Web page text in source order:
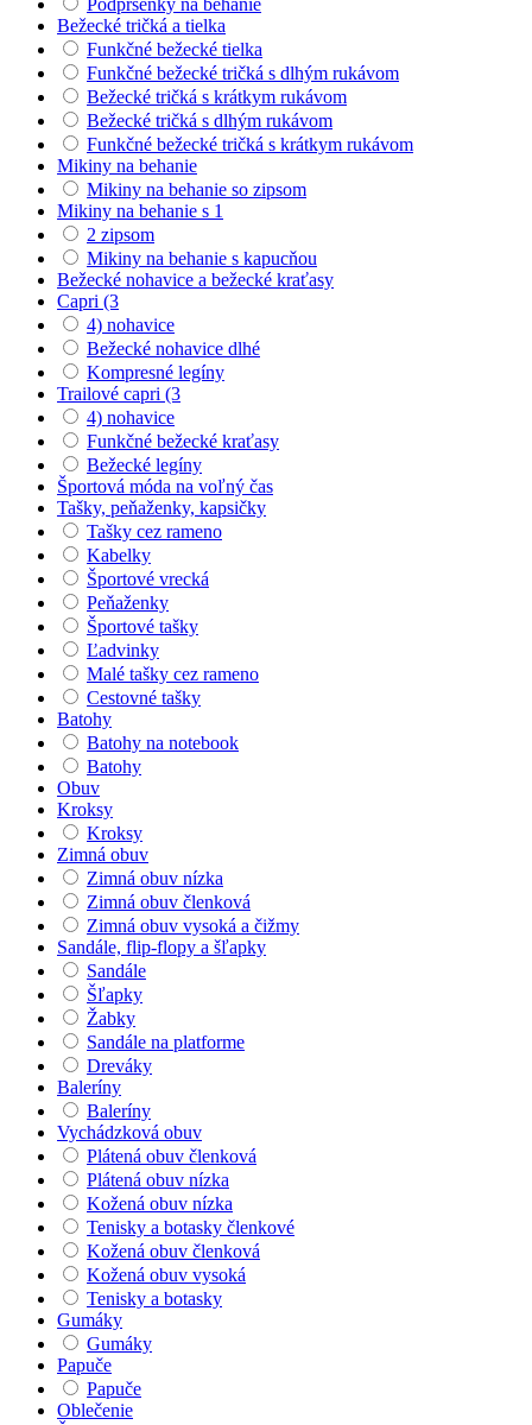
Podprsenky na behanie
Bežecké tričká a tielka
Funkčné bežecké tielka
Funkčné bežecké tričká s dlhým rukávom
Bežecké tričká s krátkym rukávom
Bežecké tričká s dlhým rukávom
Funkčné bežecké tričká s krátkym rukávom
Mikiny na behanie
Mikiny na behanie so zipsom
Mikiny na behanie s 1
2 zipsom
Mikiny na behanie s kapucňou
Bežecké nohavice a bežecké kraťasy
Capri (3
4) nohavice
Bežecké nohavice dlhé
Kompresné legíny
Trailové capri (3
4) nohavice
Funkčné bežecké kraťasy
Bežecké legíny
Športová móda na voľný čas
Tašky, peňaženky, kapsičky
Tašky cez rameno
Kabelky
Športové vrecká
Peňaženky
Športové tašky
Ľadvinky
Malé tašky cez rameno
Cestovné tašky
Batohy
Batohy na notebook
Batohy
Obuv
Kroksy
Kroksy
Zimná obuv
Zimná obuv nízka
Zimná obuv členková
Zimná obuv vysoká a čižmy
Sandále, flip-flopy a šľapky
Sandále
Šľapky
Žabky
Sandále na platforme
Dreváky
Baleríny
Baleríny
Vychádzková obuv
Plátená obuv členková
Plátená obuv nízka
Kožená obuv nízka
Tenisky a botasky členkové
Kožená obuv členková
Kožená obuv vysoká
Tenisky a botasky
Gumáky
Gumáky
Papuče
Papuče
Oblečenie